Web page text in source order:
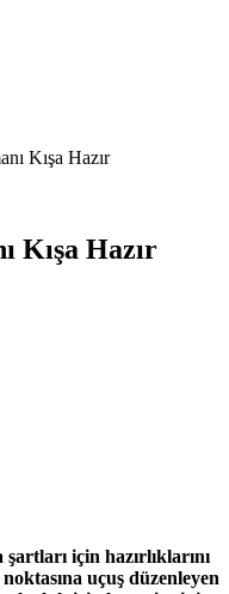
Kışa Hazır
Kışa Hazır
için hazırlıklarını
uçuş düzenleyen